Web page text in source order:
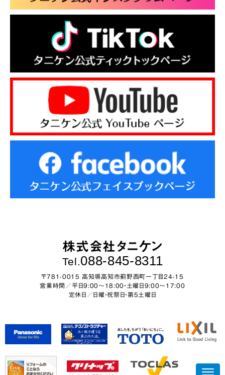
株式会社タニケン
Tel. 088-845-8311
〒781-0015 高知県高知市薊野西町一丁目24-15
営業時間／平日9:00～18:00・土曜日9:00〜17:00
定休日／日曜・祝祭日・第5土曜日
N